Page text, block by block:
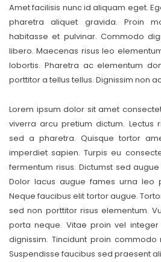
Amet facilisis nunc id aliquam eget.
pharetra aliquet gravida. Proin
habitasse et pulvinar. Commodo
libero. Maecenas risus leo
lobortis. Pharetra ac elementum
porttitor a tellus tellus. Dignissim non
Lorem ipsum dolor sit amet
viverra arcu pretium dictum. Lectus
sed a pharetra. Quisque tortor
imperdiet sapien. Turpis eu
fermentum risus. Dictumst sed
Dolor lacus augue fames urna leo
Neque faucibus elit tortor augue.
sed non porttitor risus elementum.
porta neque. Vitae proin vel
dignissim. Tincidunt proin
Suspendisse faucibus sed praesent